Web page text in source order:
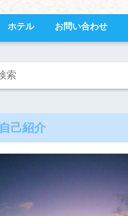
ホテル お問い合わせ
自己紹介